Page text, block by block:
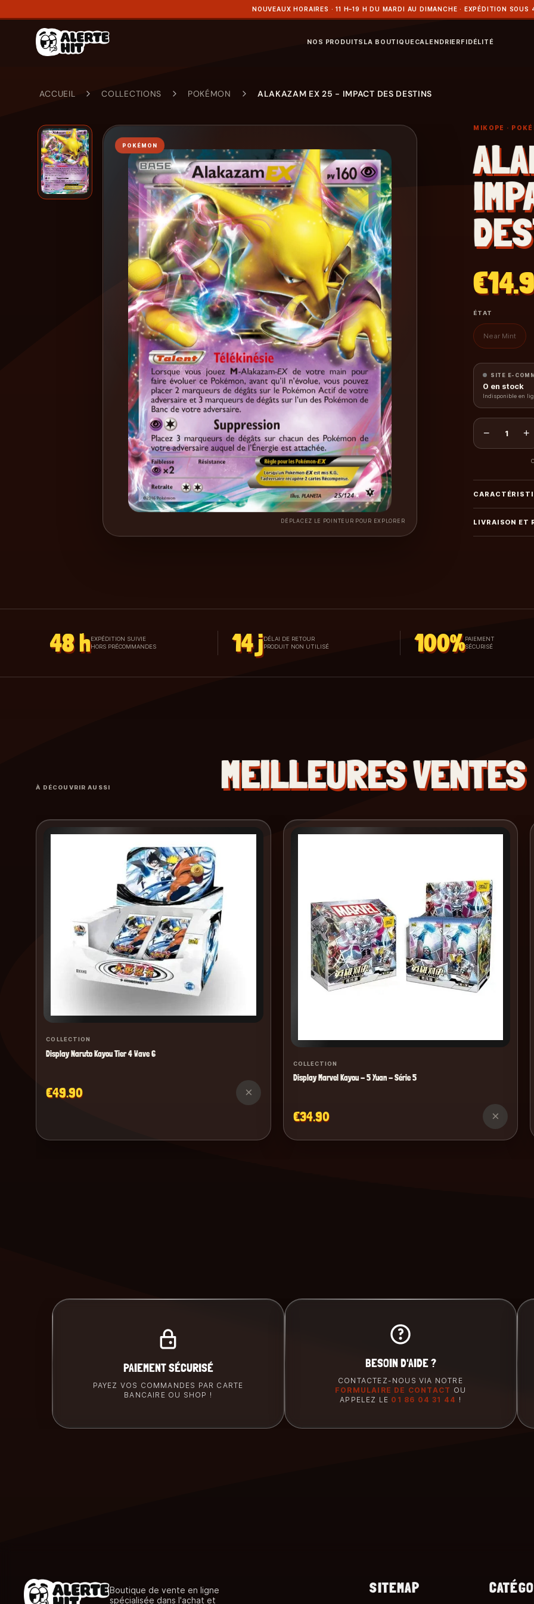
NOUVEAUX HORAIRES · 11 H–19 H DU MARDI AU DIMANCHE · EXPÉDITION SOUS
NOS PRODUITS LA BOUTIQUECALENDRIERFIDÉLITÉ
ACCUEIL COLLECTIONS POKÉMON ALAKAZAM EX 25 - IMPACT DES DESTINS
POKÉMON
DÉPLACEZ LE POINTEUR POUR EXPLORER
MIKOPE ·
ÉTAT
Near Mint
SITE E-
0 en stock
Indisponible en
− 1 +
LIVRAISON ET
48 hEXPÉDITION SUIVIE
HORS PRÉCOMMANDES
14 jDÉLAI DE RETOUR
PRODUIT NON UTILISÉ
100%PAIEMENT
SÉCURISÉ
À DÉCOUVRIR AUSSI MEILLEURES VENTES
COLLECTION
Display Naruto Kayou Tier 4 Wave 6
€49.90 ×
COLLECTION
Display Marvel Kayou - 5 Yuan - Série 5
€34.90 ×
PAIEMENT SÉCURISÉ
PAYEZ VOS COMMANDES PAR CARTE
BANCAIRE OU SHOP !
BESOIN D'AIDE ?
CONTACTEZ-NOUS VIA NOTRE
FORMULAIRE DE CONTACT OU
APPELEZ LE 01 86 04 31 44 !
Boutique de vente en ligne
spécialisée dans l'achat et
SITEMAP